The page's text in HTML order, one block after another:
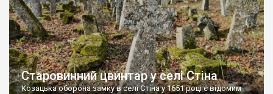
Старовинний цвинтар у селі Стіна
Козацька оборона замку в селі Стіна у 1651 році є відомим